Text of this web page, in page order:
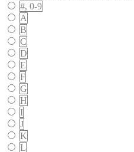
#, 0-9
A
B
C
D
E
F
G
H
I
J
K
L